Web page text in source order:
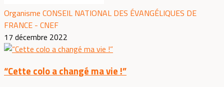
Organisme CONSEIL NATIONAL DES ÉVANGÉLIQUES DE
FRANCE - CNEF
17 décembre 2022
“Cette colo a changé ma vie !”